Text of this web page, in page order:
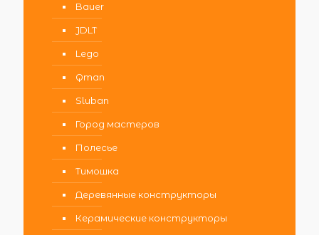
Bauer
JDLT
Lego
Qman
Sluban
Город мастеров
Полесье
Тимошка
Деревянные конструкторы
Керамические конструкторы